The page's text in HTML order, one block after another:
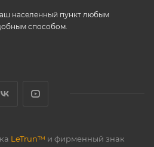
населенный пункт любым
способом.
LeTrun™ и фирменный знак